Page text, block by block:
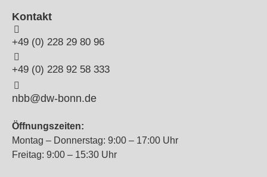
Kontakt
+49 (0) 228 29 80 96
+49 (0) 228 92 58 333
nbb@dw-bonn.de
Öffnungszeiten:
Montag – Donnerstag: 9:00 – 17:00 Uhr
Freitag: 9:00 – 15:30 Uhr